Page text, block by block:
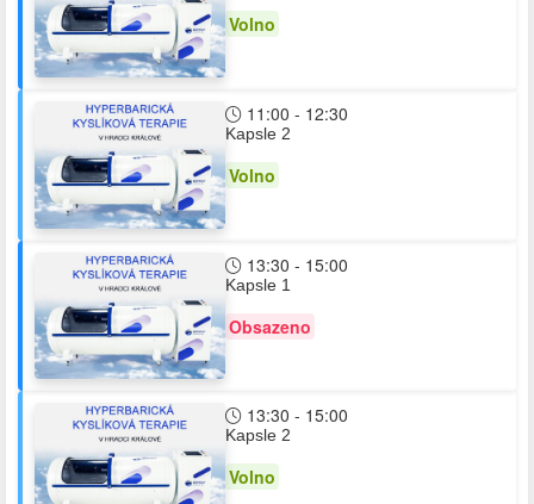
Volno
11:00 - 12:30
Kapsle 2
Volno
13:30 - 15:00
Kapsle 1
Obsazeno
13:30 - 15:00
Kapsle 2
Volno